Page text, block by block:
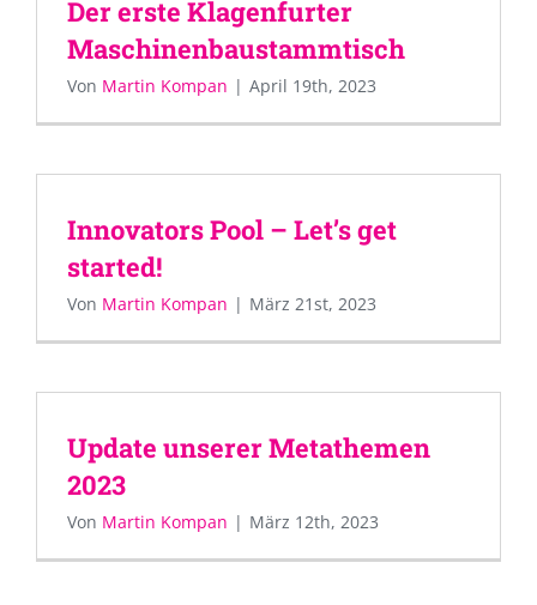
Der erste Klagenfurter
Maschinenbaustammtisch
Von Martin Kompan | April 19th, 2023
Innovators Pool – Let’s get
started!
Von Martin Kompan | März 21st, 2023
Update unserer Metathemen
2023
Von Martin Kompan | März 12th, 2023